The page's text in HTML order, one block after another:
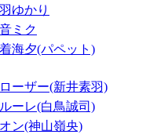
ゆかり
ミク
海夕(パペット)
ーザー(新井素羽)
ーレ(白鳥誠司)
ン(神山嶺央)